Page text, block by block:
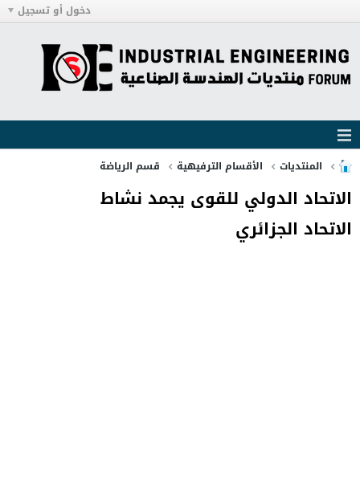
دخول أو تسجيل
المنتديات الأقسام الترفيهية قسم الرياضة
الاتحاد الدولي للقوى يجمد نشاط
الاتحاد الجزائري